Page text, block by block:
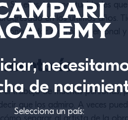
de
Selecciona un país:
Sin ellas, las oportunidades
en los últimos años.
a un nivel personal
mentoría
trabajo de muchas personas,
que los admiro. A veces